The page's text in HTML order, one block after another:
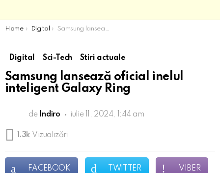
You are here:
Home Digital Samsung lansează oficial inelul inteligent Galaxy Ring
Digital Sci-Tech Stiri actuale
Samsung lansează oficial inelul
inteligent Galaxy Ring
de Indiro iulie 11, 2024, 1:44 am
1.3k Vizualizări
FACEBOOK TWITTER VIBER